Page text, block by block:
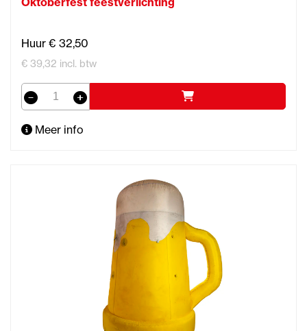
Huur € 32,50
€ 39,32 incl. btw
Meer info